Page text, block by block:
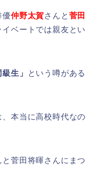
優仲野太賀さんと 菅田
ベートでは親友とい
生」
という噂がある
本当に高校時代なの
菅田将暉さんにまつ